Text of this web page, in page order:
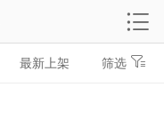
最新上架 筛选